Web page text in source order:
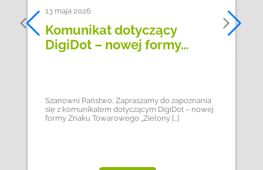
13 maja 2026
Komunikat dotyczący
DigiDot – nowej formy…
Szanowni Państwo, Zapraszamy do zapoznania
się z komunikatem dotyczącym DigiDot – nowej
formy Znaku Towarowego „Zielony […]